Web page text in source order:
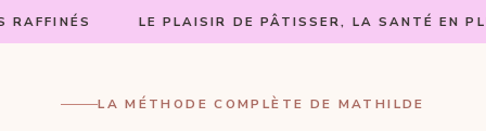
LE PLAISIR DE PÂTISSER, LA SANTÉ EN PLUS PENSÉ
LA MÉTHODE COMPLÈTE DE MATHILDE